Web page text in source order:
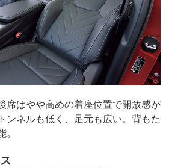
席はやや高めの着座位置で開放感が
ンネルも低く、足元も広い。背もた